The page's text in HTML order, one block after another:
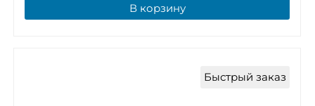
В корзину
Быстрый заказ